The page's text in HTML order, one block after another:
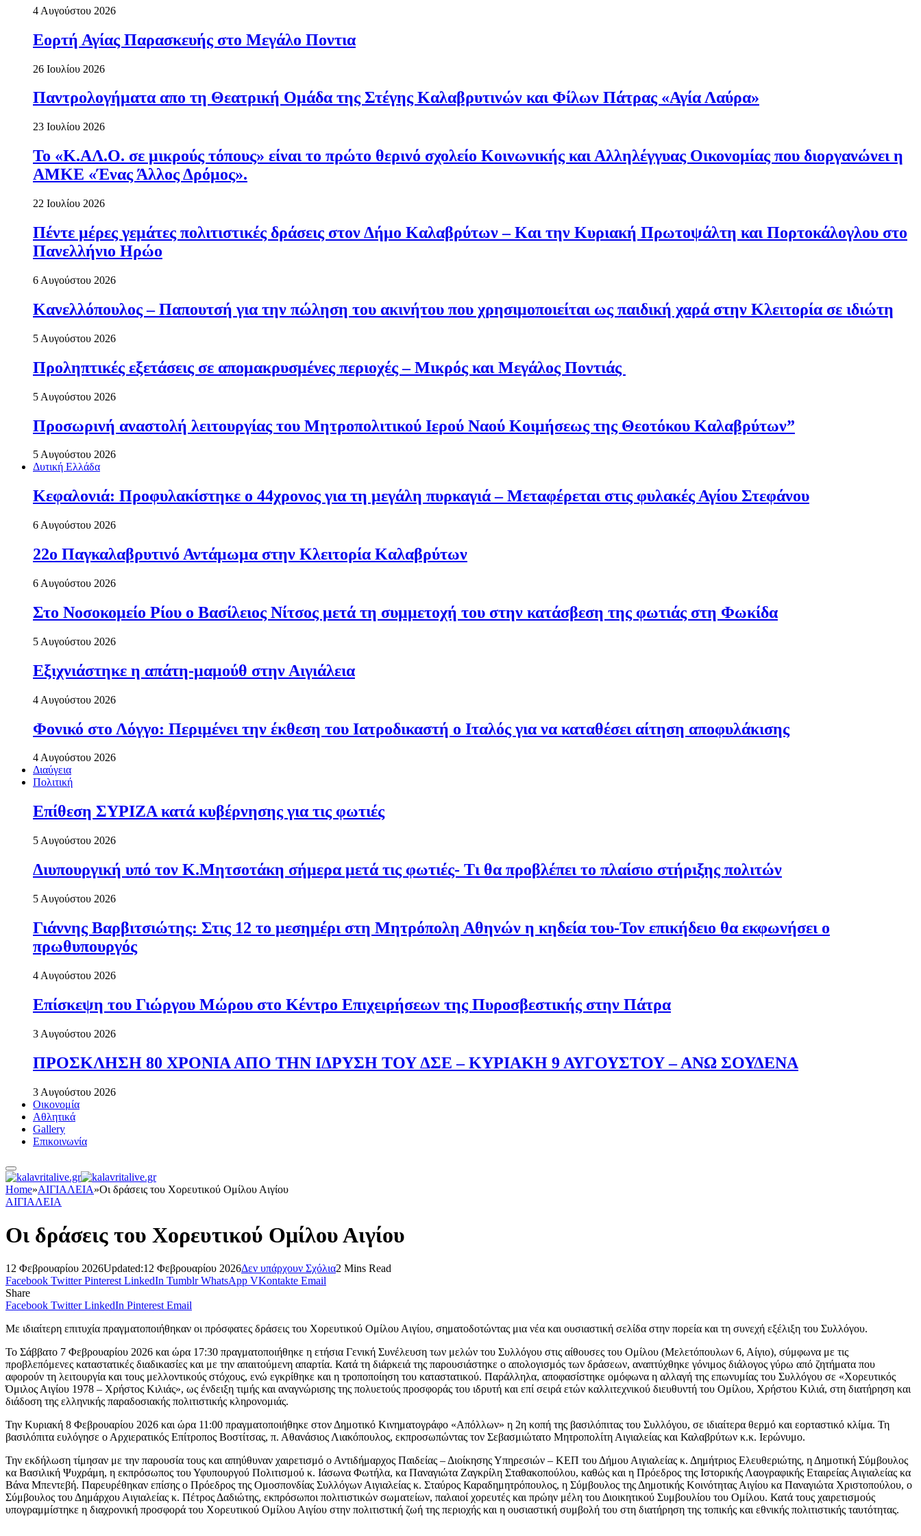
4 Αυγούστου 2026
Εορτή Αγίας Παρασκευής στο Μεγάλο Ποντια
26 Ιουλίου 2026
Παντρολογήματα απο τη Θεατρική Ομάδα της Στέγης Καλαβρυτινών και Φίλων Πάτρας «Αγία Λαύρα»
23 Ιουλίου 2026
Το «Κ.ΑΛ.Ο. σε μικρούς τόπους» είναι το πρώτο θερινό σχολείο Κοινωνικής και Αλληλέγγυας Οικονομίας που διοργανώνει η
ΑΜΚΕ «Ένας Άλλος Δρόμος».
22 Ιουλίου 2026
Πέντε μέρες γεμάτες πολιτιστικές δράσεις στον Δήμο Καλαβρύτων – Και την Κυριακή Πρωτοψάλτη και Πορτοκάλογλου στο
Πανελλήνιο Ηρώο
6 Αυγούστου 2026
Κανελλόπουλος – Παπουτσή για την πώληση του ακινήτου που χρησιμοποιείται ως παιδική χαρά στην Κλειτορία σε ιδιώτη
5 Αυγούστου 2026
Προληπτικές εξετάσεις σε απομακρυσμένες περιοχές – Μικρός και Μεγάλος Ποντιάς
5 Αυγούστου 2026
Προσωρινή αναστολή λειτουργίας του Μητροπολιτικού Ιερού Ναού Κοιμήσεως της Θεοτόκου Καλαβρύτων”
5 Αυγούστου 2026
Δυτική Ελλάδα
Κεφαλονιά: Προφυλακίστηκε ο 44χρονος για τη μεγάλη πυρκαγιά – Μεταφέρεται στις φυλακές Αγίου Στεφάνου
6 Αυγούστου 2026
22ο Παγκαλαβρυτινό Αντάμωμα στην Κλειτορία Καλαβρύτων
6 Αυγούστου 2026
Στο Νοσοκομείο Ρίου ο Βασίλειος Νίτσος μετά τη συμμετοχή του στην κατάσβεση της φωτιάς στη Φωκίδα
5 Αυγούστου 2026
Εξιχνιάστηκε η απάτη-μαμούθ στην Αιγιάλεια
4 Αυγούστου 2026
Φονικό στο Λόγγο: Περιµένει την έκθεση του Ιατροδικαστή ο Ιταλός για να καταθέσει αίτηση αποφυλάκισης
4 Αυγούστου 2026
Διαύγεια
Πολιτική
Επίθεση ΣΥΡΙΖΑ κατά κυβέρνησης για τις φωτιές
5 Αυγούστου 2026
Διυπουργική υπό τον Κ.Μητσοτάκη σήμερα μετά τις φωτιές- Τι θα προβλέπει το πλαίσιο στήριξης πολιτών
5 Αυγούστου 2026
Γιάννης Βαρβιτσιώτης: Στις 12 το μεσημέρι στη Μητρόπολη Αθηνών η κηδεία του-Τον επικήδειο θα εκφωνήσει ο
πρωθυπουργός
4 Αυγούστου 2026
Επίσκεψη του Γιώργου Μώρου στο Κέντρο Επιχειρήσεων της Πυροσβεστικής στην Πάτρα
3 Αυγούστου 2026
ΠΡΟΣΚΛΗΣΗ 80 ΧΡΟΝΙΑ ΑΠΟ ΤΗΝ ΙΔΡΥΣΗ ΤΟΥ ΔΣΕ – ΚΥΡΙΑΚΗ 9 ΑΥΓΟΥΣΤΟΥ – ΑΝΩ ΣΟΥΔΕΝΑ
3 Αυγούστου 2026
Οικονομία
Αθλητικά
Gallery
Επικοινωνία
Home»ΑΙΓΙΑΛΕΙΑ»Οι δράσεις του Χορευτικού Ομίλου Αιγίου
ΑΙΓΙΑΛΕΙΑ
Οι δράσεις του Χορευτικού Ομίλου Αιγίου
12 Φεβρουαρίου 2026Updated:12 Φεβρουαρίου 2026Δεν υπάρχουν Σχόλια2 Mins Read
Facebook Twitter Pinterest LinkedIn Tumblr WhatsApp VKontakte Email
Share
Facebook Twitter LinkedIn Pinterest Email
Με ιδιαίτερη επιτυχία πραγματοποιήθηκαν οι πρόσφατες δράσεις του Χορευτικού Ομίλου Αιγίου, σηματοδοτώντας μια νέα και ουσιαστική σελίδα στην πορεία και τη συνεχή εξέλιξη του Συλλόγου.
Το Σάββατο 7 Φεβρουαρίου 2026 και ώρα 17:30 πραγματοποιήθηκε η ετήσια Γενική Συνέλευση των μελών του Συλλόγου στις αίθουσες του Ομίλου (Μελετόπουλων 6, Αίγιο), σύμφωνα με τις
προβλεπόμενες καταστατικές διαδικασίες και με την απαιτούμενη απαρτία. Κατά τη διάρκειά της παρουσιάστηκε ο απολογισμός των δράσεων, αναπτύχθηκε γόνιμος διάλογος γύρω από ζητήματα που
αφορούν τη λειτουργία και τους μελλοντικούς στόχους, ενώ εγκρίθηκε και η τροποποίηση του καταστατικού. Παράλληλα, αποφασίστηκε ομόφωνα η αλλαγή της επωνυμίας του Συλλόγου σε «Χορευτικός
Όμιλος Αιγίου 1978 – Χρήστος Κιλιάς», ως ένδειξη τιμής και αναγνώρισης της πολυετούς προσφοράς του ιδρυτή και επί σειρά ετών καλλιτεχνικού διευθυντή του Ομίλου, Χρήστου Κιλιά, στη διατήρηση και
διάδοση της ελληνικής παραδοσιακής πολιτιστικής κληρονομιάς.
Την Κυριακή 8 Φεβρουαρίου 2026 και ώρα 11:00 πραγματοποιήθηκε στον Δημοτικό Κινηματογράφο «Απόλλων» η 2η κοπή της βασιλόπιτας του Συλλόγου, σε ιδιαίτερα θερμό και εορταστικό κλίμα. Τη
βασιλόπιτα ευλόγησε ο Αρχιερατικός Επίτροπος Βοστίτσας, π. Αθανάσιος Λιακόπουλος, εκπροσωπώντας τον Σεβασμιώτατο Μητροπολίτη Αιγιαλείας και Καλαβρύτων κ.κ. Ιερώνυμο.
Την εκδήλωση τίμησαν με την παρουσία τους και απηύθυναν χαιρετισμό ο Αντιδήμαρχος Παιδείας – Διοίκησης Υπηρεσιών – ΚΕΠ του Δήμου Αιγιαλείας κ. Δημήτριος Ελευθεριώτης, η Δημοτική Σύμβουλος
κα Βασιλική Ψυχράμη, η εκπρόσωπος του Υφυπουργού Πολιτισμού κ. Ιάσωνα Φωτήλα, κα Παναγιώτα Ζαγκρίλη Σταθακοπούλου, καθώς και η Πρόεδρος της Ιστορικής Λαογραφικής Εταιρείας Αιγιαλείας κα
Βάνα Μπεντεβή. Παρευρέθηκαν επίσης ο Πρόεδρος της Ομοσπονδίας Συλλόγων Αιγιαλείας κ. Σταύρος Καραδημητρόπουλος, η Σύμβουλος της Δημοτικής Κοινότητας Αιγίου κα Παναγιώτα Χριστοπούλου, ο
Σύμβουλος του Δημάρχου Αιγιαλείας κ. Πέτρος Δαδιώτης, εκπρόσωποι πολιτιστικών σωματείων, παλαιοί χορευτές και πρώην μέλη του Διοικητικού Συμβουλίου του Ομίλου. Κατά τους χαιρετισμούς
υπογραμμίστηκε η διαχρονική προσφορά του Χορευτικού Ομίλου Αιγίου στην πολιτιστική ζωή της περιοχής και η ουσιαστική συμβολή του στη διατήρηση της τοπικής και εθνικής πολιτιστικής ταυτότητας.